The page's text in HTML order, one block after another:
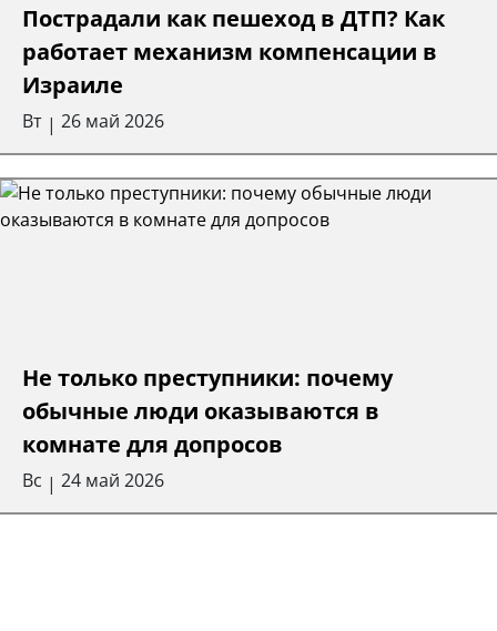
Пострадали как пешеход в ДТП? Как
работает механизм компенсации в
Израиле
Вт | 26 май 2026
Не только преступники: почему
обычные люди оказываются в
комнате для допросов
Вс | 24 май 2026